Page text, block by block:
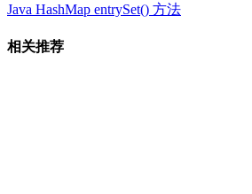
Java HashMap entrySet() 方法
相关推荐